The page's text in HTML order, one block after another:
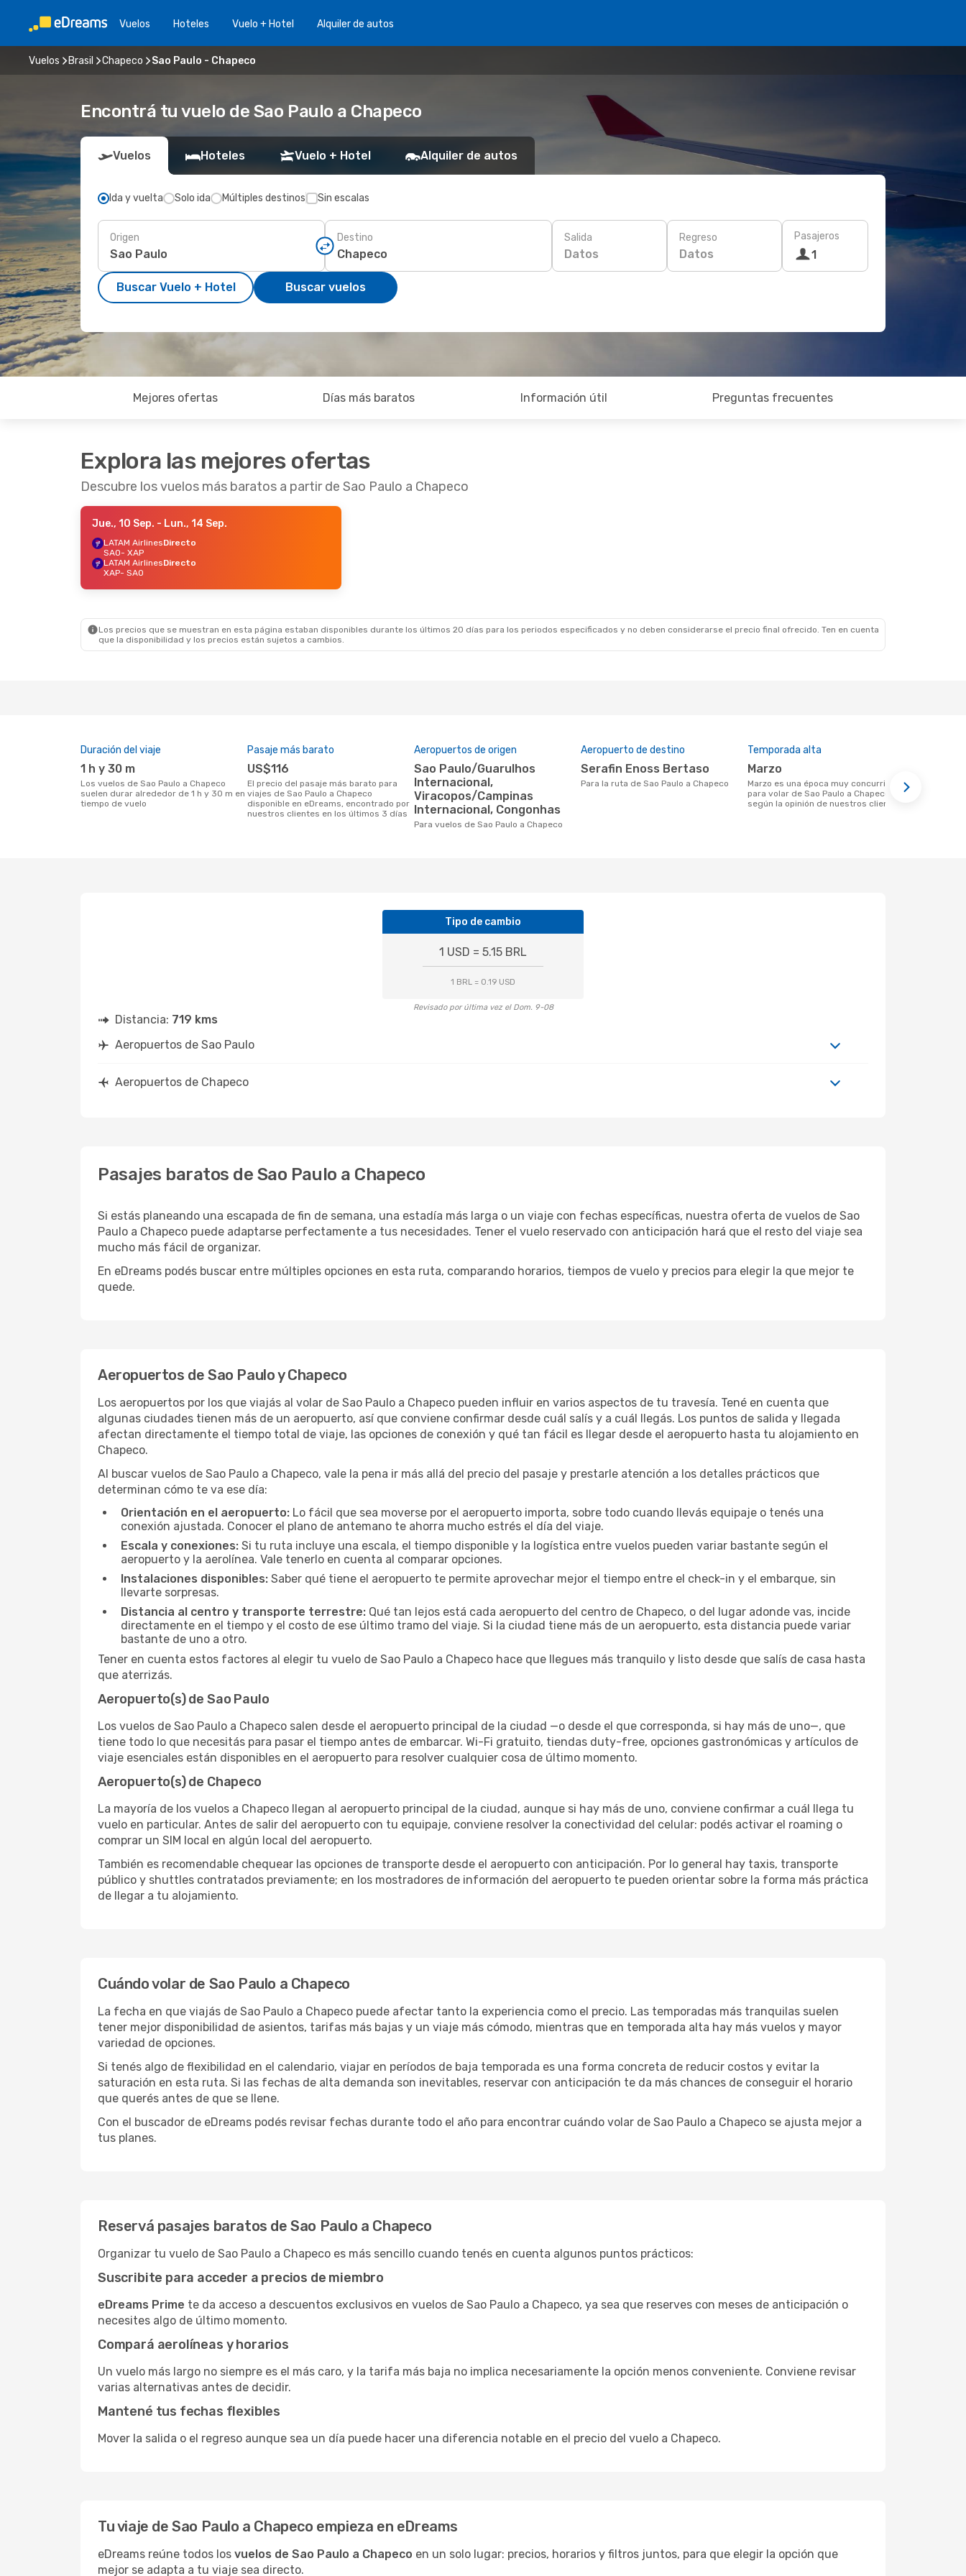
Vuelos Hoteles Vuelo + Hotel Alquiler de autos
Vuelos Brasil Chapeco Sao Paulo - Chapeco
Encontrá tu vuelo de Sao Paulo a Chapeco
Vuelos Hoteles Vuelo + Hotel Alquiler de autos
Ida y vuelta Solo ida Múltiples destinos Sin escalas
Origen Destino Salida
Datos
Regreso
Datos
Pasajeros
1
Buscar Vuelo + Hotel Buscar vuelos
Mejores ofertas Días más baratos Información útil Preguntas frecuentes
Explora las mejores ofertas
Descubre los vuelos más baratos a partir de Sao Paulo a Chapeco
Jue., 10 Sep. - Lun., 14 Sep.
LATAM AirlinesDirecto
SAO- XAP
LATAM AirlinesDirecto
XAP- SAO
Los precios que se muestran en esta página estaban disponibles durante los últimos 20 días para los periodos especificados y no deben considerarse el precio final ofrecido. Ten en cuenta
que la disponibilidad y los precios están sujetos a cambios.
Duración del viaje
1 h y 30 m
Los vuelos de Sao Paulo a Chapeco
suelen durar alrededor de 1 h y 30 m en
tiempo de vuelo
Pasaje más barato
US$116
El precio del pasaje más barato para
viajes de Sao Paulo a Chapeco
disponible en eDreams, encontrado por
nuestros clientes en los últimos 3 días
Aeropuertos de origen
Sao Paulo/Guarulhos
Internacional,
Viracopos/Campinas
Internacional, Congonhas
Para vuelos de Sao Paulo a Chapeco
Aeropuerto de destino
Serafin Enoss Bertaso
Para la ruta de Sao Paulo a Chapeco
Temporada alta
marzo
marzo es una época muy concurrida
para volar de Sao Paulo a Chapeco
según la opinión de nuestros clientes
Tipo de cambio
1 USD = 5.15 BRL
1 BRL = 0.19 USD
Revisado por última vez el Dom. 9-08
Distancia: 719 kms
Aeropuertos de Sao Paulo
Aeropuertos de Chapeco
Pasajes baratos de Sao Paulo a Chapeco
Si estás planeando una escapada de fin de semana, una estadía más larga o un viaje con fechas específicas, nuestra oferta de vuelos de Sao
Paulo a Chapeco puede adaptarse perfectamente a tus necesidades. Tener el vuelo reservado con anticipación hará que el resto del viaje sea
mucho más fácil de organizar.
En eDreams podés buscar entre múltiples opciones en esta ruta, comparando horarios, tiempos de vuelo y precios para elegir la que mejor te
quede.
Aeropuertos de Sao Paulo y Chapeco
Los aeropuertos por los que viajás al volar de Sao Paulo a Chapeco pueden influir en varios aspectos de tu travesía. Tené en cuenta que
algunas ciudades tienen más de un aeropuerto, así que conviene confirmar desde cuál salís y a cuál llegás. Los puntos de salida y llegada
afectan directamente el tiempo total de viaje, las opciones de conexión y qué tan fácil es llegar desde el aeropuerto hasta tu alojamiento en
Chapeco.
Al buscar vuelos de Sao Paulo a Chapeco, vale la pena ir más allá del precio del pasaje y prestarle atención a los detalles prácticos que
determinan cómo te va ese día:
Orientación en el aeropuerto: Lo fácil que sea moverse por el aeropuerto importa, sobre todo cuando llevás equipaje o tenés una
conexión ajustada. Conocer el plano de antemano te ahorra mucho estrés el día del viaje.
Escala y conexiones: Si tu ruta incluye una escala, el tiempo disponible y la logística entre vuelos pueden variar bastante según el
aeropuerto y la aerolínea. Vale tenerlo en cuenta al comparar opciones.
Instalaciones disponibles: Saber qué tiene el aeropuerto te permite aprovechar mejor el tiempo entre el check-in y el embarque, sin
llevarte sorpresas.
Distancia al centro y transporte terrestre: Qué tan lejos está cada aeropuerto del centro de Chapeco, o del lugar adonde vas, incide
directamente en el tiempo y el costo de ese último tramo del viaje. Si la ciudad tiene más de un aeropuerto, esta distancia puede variar
bastante de uno a otro.
Tener en cuenta estos factores al elegir tu vuelo de Sao Paulo a Chapeco hace que llegues más tranquilo y listo desde que salís de casa hasta
que aterrizás.
Aeropuerto(s) de Sao Paulo
Los vuelos de Sao Paulo a Chapeco salen desde el aeropuerto principal de la ciudad —o desde el que corresponda, si hay más de uno—, que
tiene todo lo que necesitás para pasar el tiempo antes de embarcar. Wi-Fi gratuito, tiendas duty-free, opciones gastronómicas y artículos de
viaje esenciales están disponibles en el aeropuerto para resolver cualquier cosa de último momento.
Aeropuerto(s) de Chapeco
La mayoría de los vuelos a Chapeco llegan al aeropuerto principal de la ciudad, aunque si hay más de uno, conviene confirmar a cuál llega tu
vuelo en particular. Antes de salir del aeropuerto con tu equipaje, conviene resolver la conectividad del celular: podés activar el roaming o
comprar un SIM local en algún local del aeropuerto.
También es recomendable chequear las opciones de transporte desde el aeropuerto con anticipación. Por lo general hay taxis, transporte
público y shuttles contratados previamente; en los mostradores de información del aeropuerto te pueden orientar sobre la forma más práctica
de llegar a tu alojamiento.
Cuándo volar de Sao Paulo a Chapeco
La fecha en que viajás de Sao Paulo a Chapeco puede afectar tanto la experiencia como el precio. Las temporadas más tranquilas suelen
tener mejor disponibilidad de asientos, tarifas más bajas y un viaje más cómodo, mientras que en temporada alta hay más vuelos y mayor
variedad de opciones.
Si tenés algo de flexibilidad en el calendario, viajar en períodos de baja temporada es una forma concreta de reducir costos y evitar la
saturación en esta ruta. Si las fechas de alta demanda son inevitables, reservar con anticipación te da más chances de conseguir el horario
que querés antes de que se llene.
Con el buscador de eDreams podés revisar fechas durante todo el año para encontrar cuándo volar de Sao Paulo a Chapeco se ajusta mejor a
tus planes.
Reservá pasajes baratos de Sao Paulo a Chapeco
Organizar tu vuelo de Sao Paulo a Chapeco es más sencillo cuando tenés en cuenta algunos puntos prácticos:
Suscribite para acceder a precios de miembro
eDreams Prime te da acceso a descuentos exclusivos en vuelos de Sao Paulo a Chapeco, ya sea que reserves con meses de anticipación o
necesites algo de último momento.
Compará aerolíneas y horarios
Un vuelo más largo no siempre es el más caro, y la tarifa más baja no implica necesariamente la opción menos conveniente. Conviene revisar
varias alternativas antes de decidir.
Mantené tus fechas flexibles
Mover la salida o el regreso aunque sea un día puede hacer una diferencia notable en el precio del vuelo a Chapeco.
Tu viaje de Sao Paulo a Chapeco empieza en eDreams
eDreams reúne todos los vuelos de Sao Paulo a Chapeco en un solo lugar: precios, horarios y filtros juntos, para que elegir la opción que
mejor se adapta a tu viaje sea directo.